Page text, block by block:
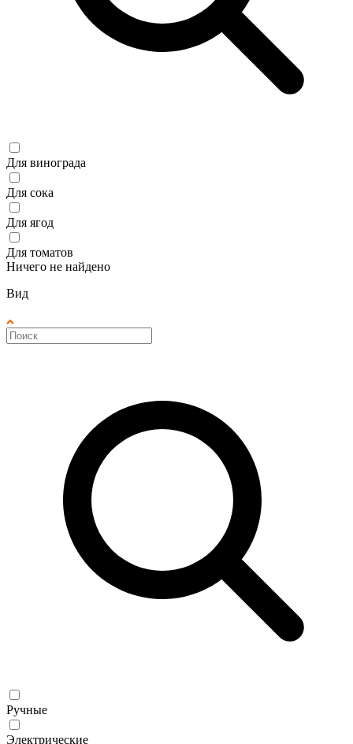
Для винограда
Для сока
Для ягод
Для томатов
Ничего не найдено
Вид
Ручные
Электрические